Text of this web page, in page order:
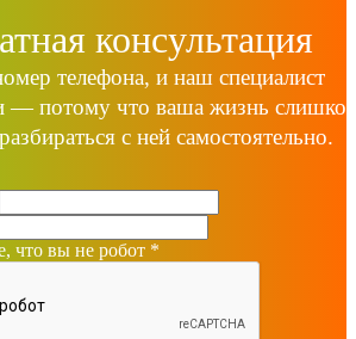
консультация
телефона, и наш специалист
— потому что ваша жизнь
с ней самостоятельно.
что вы не робот *